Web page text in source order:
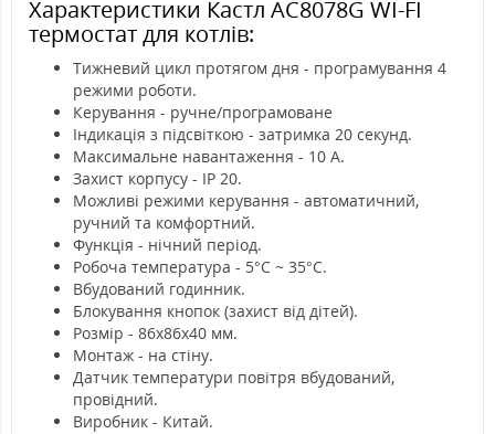
Характеристики Кастл АС8078G WI-FI
термостат для котлів:
Тижневий цикл протягом дня - програмування 4
режими роботи.
Керування - ручне/програмоване
Індикація з підсвіткою - затримка 20 секунд.
Максимальне навантаження - 10 А.
Захист корпусу - IP 20.
Можливі режими керування - автоматичний,
ручний та комфортний.
Функція - нічний період.
Робоча температура - 5°C ~ 35°C.
Вбудований годинник.
Блокування кнопок (захист від дітей).
Розмір - 86х86х40 мм.
Монтаж - на стіну.
Датчик температури повітря вбудований,
провідний.
Виробник - Китай.